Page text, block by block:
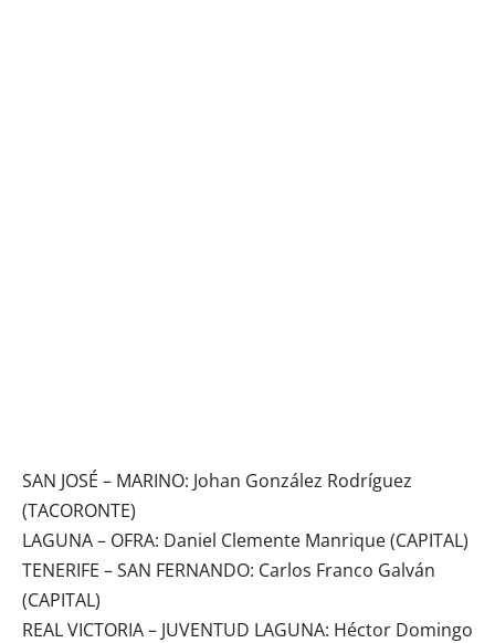
SAN JOSÉ – MARINO: Johan González Rodríguez
(TACORONTE)
LAGUNA – OFRA: Daniel Clemente Manrique (CAPITAL)
TENERIFE – SAN FERNANDO: Carlos Franco Galván
(CAPITAL)
REAL VICTORIA – JUVENTUD LAGUNA: Héctor Domingo